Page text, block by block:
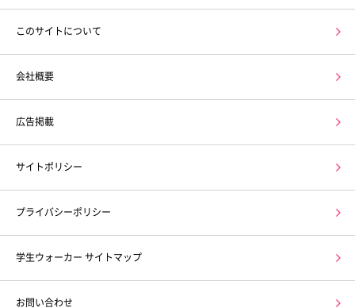
このサイトについて
会社概要
広告掲載
サイトポリシー
プライバシーポリシー
学生ウォーカー サイトマップ
お問い合わせ